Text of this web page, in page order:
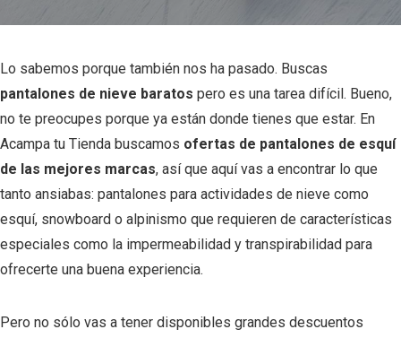
Lo sabemos porque también nos ha pasado. Buscas
pantalones de nieve baratos pero es una tarea difícil. Bueno,
no te preocupes porque ya están donde tienes que estar. En
Acampa tu Tienda buscamos ofertas de pantalones de esquí
de las mejores marcas, así que aquí vas a encontrar lo que
tanto ansiabas: pantalones para actividades de nieve como
esquí, snowboard o alpinismo que requieren de características
especiales como la impermeabilidad y transpirabilidad para
ofrecerte una buena experiencia.
Pero no sólo vas a tener disponibles grandes descuentos